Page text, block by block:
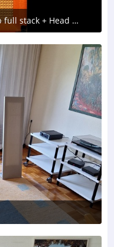
ORANGE Micro Terror Guitar Amp full stack + Head + two PPC108